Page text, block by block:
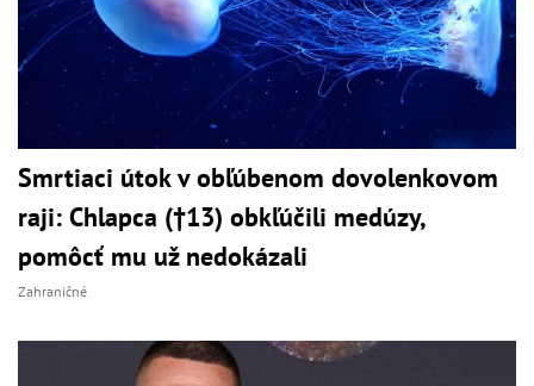
Smrtiaci útok v obľúbenom dovolenkovom
raji: Chlapca (†13) obkľúčili medúzy,
pomôcť mu už nedokázali
Zahraničné